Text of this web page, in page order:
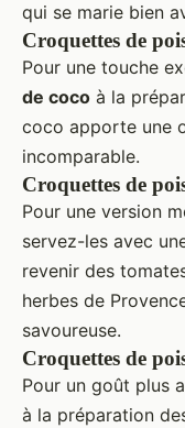
qui se marie bien
Croquettes de
Pour une touche
de coco à la
coco apporte une
incomparable.
Croquettes de
Pour une version
servez-les avec
revenir des
herbes de
savoureuse.
Croquettes de
Pour un goût plus
à la préparation